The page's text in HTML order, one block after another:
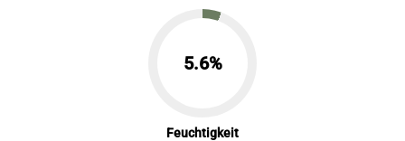
5.6%
Feuchtigkeit